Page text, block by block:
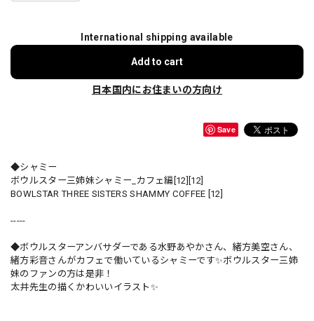
International shipping available
Add to cart
日本国内にお住まいの方向け
Save
◆シャミー
ボウルスター三姉妹シャミー_カフェ編[12][12]
BOWLSTAR THREE SISTERS SHAMMY COFFEE [12]
-----
◆ボウルスターアンバサダーである水野あやかさん、緒方美空さん、
緒方彩音さんがカフェで働いているシャミーです✨ボウルスター三姉
妹のファンの方は是非！
太井先生の描くかわいいイラスト✨